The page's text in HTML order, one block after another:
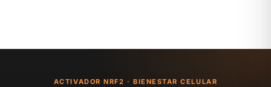
ACTIVADOR NRF2 · BIENESTAR CELULAR